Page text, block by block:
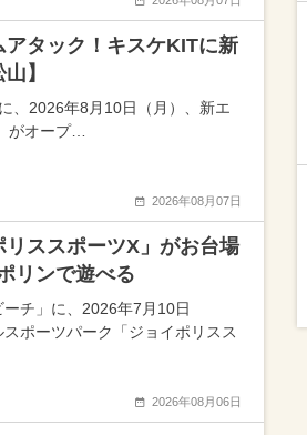
タック！キスケKITに新
】
、2026年8月10日（月）、新エ
がオープ…
2026年08月07日
ススポーツX」がお台場
リンで遊べる
チ」に、2026年7月10日
スポーツパーク「ジョイポリスス
2026年08月06日